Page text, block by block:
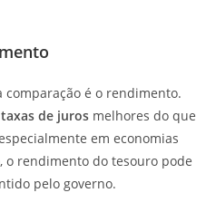
é o rendimento.
taxas de juros melhores do que
em economias
o rendimento do tesouro pode
pelo governo.